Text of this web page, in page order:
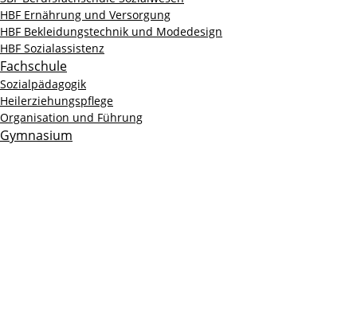
HBF Ernährung und Versorgung
HBF Bekleidungstechnik und Modedesign
HBF Sozialassistenz
Fachschule
Sozialpädagogik
Heilerziehungspflege
Organisation und Führung
Gymnasium